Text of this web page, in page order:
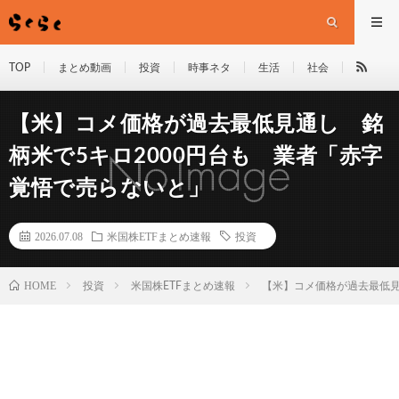
TOP まとめ動画 投資 時事ネタ 生活 社会
【米】コメ価格が過去最低見通し 銘
柄米で5キロ2000円台も 業者「赤字
覚悟で売らないと」
2026.07.08 米国株ETFまとめ速報 投資
HOME 投資 米国株ETFまとめ速報 【米】コメ価格が過去最